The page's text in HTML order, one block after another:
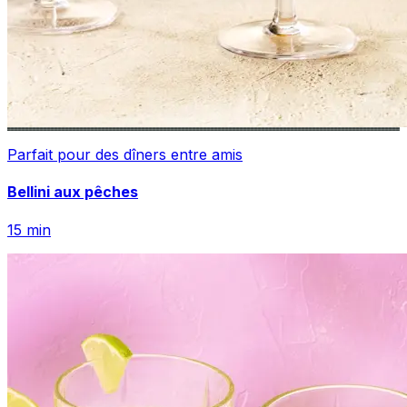
Parfait pour des dîners entre amis
Bellini aux pêches
15 min